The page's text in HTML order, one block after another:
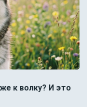
к волку? И это